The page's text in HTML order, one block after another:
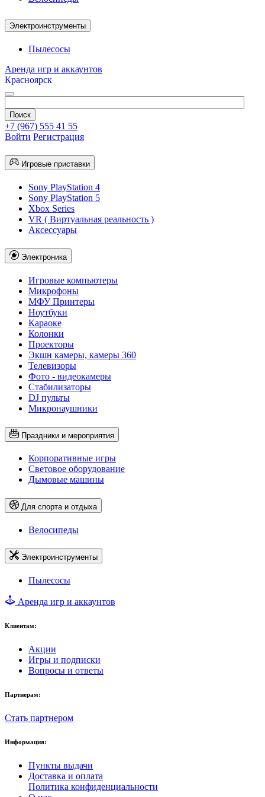
Электроинструменты
Пылесосы
Аренда игр и аккаунтов
Красноярск
+7 (967) 555 41 55
Войти Регистрация
Игровые приставки
Sony PlayStation 4
Sony PlayStation 5
Xbox Series
VR ( Виртуальная реальность )
Аксессуары
Электроника
Игровые компьютеры
Микрофоны
МФУ Принтеры
Ноутбуки
Караоке
Колонки
Проекторы
Экшн камеры, камеры 360
Телевизоры
Фото - видеокамеры
Стабилизаторы
DJ пульты
Микронаушники
Праздники и мероприятия
Корпоративные игры
Световое оборудование
Дымовые машины
Для спорта и отдыха
Велосипеды
Электроинструменты
Пылесосы
Аренда игр и аккаунтов
Клиентам:
Акции
Игры и подписки
Вопросы и ответы
Партнерам:
Стать партнером
Информация:
Пункты выдачи
Доставка и оплата
Политика конфиденциальности